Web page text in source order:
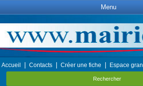
Menu
Accueil Contacts Créer une fiche Espace
Rechercher